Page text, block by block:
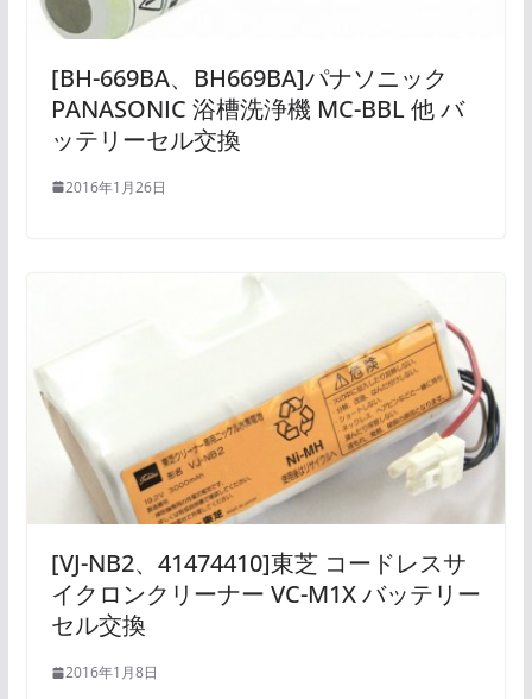
[BH-669BA、BH669BA]パナソニック
PANASONIC 浴槽洗浄機 MC-BBL 他 バ
ッテリーセル交換
2016年1月26日
[VJ-NB2、41474410]東芝 コードレスサ
イクロンクリーナー VC-M1X バッテリー
セル交換
2016年1月8日